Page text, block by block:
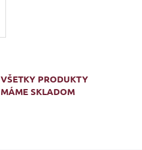
VŠETKY PRODUKTY
MÁME SKLADOM